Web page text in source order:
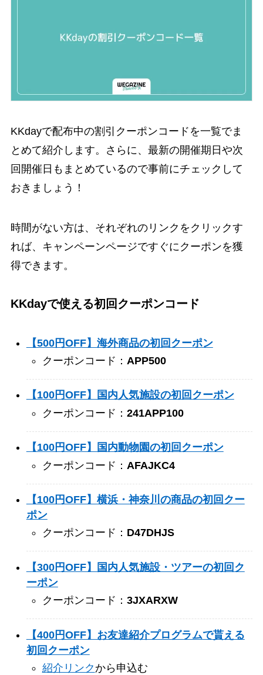
KKdayで配布中の割引クーポンコードを一覧でま
とめて紹介します。さらに、最新の開催期日や次
回開催日もまとめているので事前にチェックして
おきましょう！
時間がない方は、それぞれのリンクをクリックす
れば、キャンペーンページですぐにクーポンを獲
得できます。
KKdayで使える初回クーポンコード
【500円OFF】海外商品の初回クーポン
クーポンコード： APP500
【100円OFF】国内人気施設の初回クーポン
クーポンコード： 241APP100
【100円OFF】国内動物園の初回クーポン
クーポンコード： AFAJKC4
【100円OFF】横浜・神奈川の商品の初回クー
ポン
クーポンコード： D47DHJS
【300円OFF】国内人気施設・ツアーの初回ク
ーポン
クーポンコード： 3JXARXW
【400円OFF】お友達紹介プログラムで貰える
初回クーポン
紹介リンクから申込む